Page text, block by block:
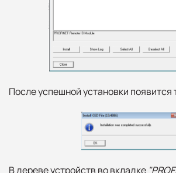
После успешной установки появится
В дереве устройств во вкладке "